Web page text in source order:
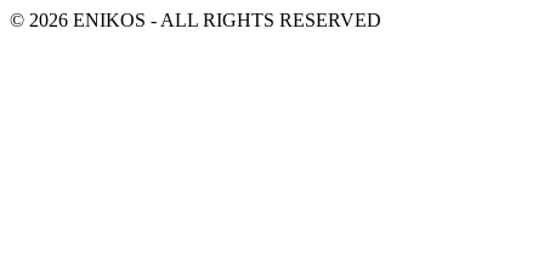
© 2026 ENIKOS - ALL RIGHTS RESERVED